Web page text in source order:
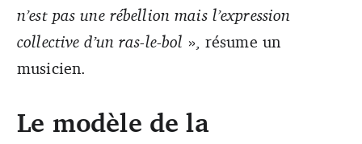
n’est pas une rébellion mais l’expression
collective d’un ras-le-bol », résume un
musicien.
Le modèle de la